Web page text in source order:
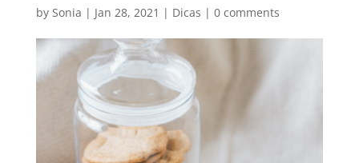
by Sonia | Jan 28, 2021 | Dicas | 0 comments